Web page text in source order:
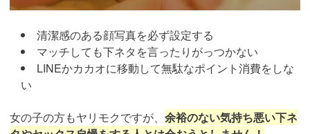
清潔感のある顔写真を必ず設定する
マッチしても下ネタを言ったりがっつかない
LINEかカカオに移動して無駄なポイント消費をしな
い
女の子の方もヤリモクですが、 余裕のない気持ち悪い下ネ